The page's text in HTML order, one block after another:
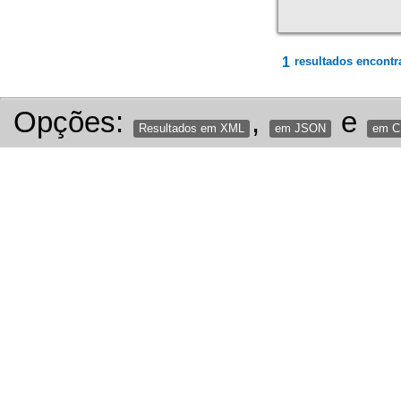
1 resultados
Opções: Resultados em XML , em JSON e em